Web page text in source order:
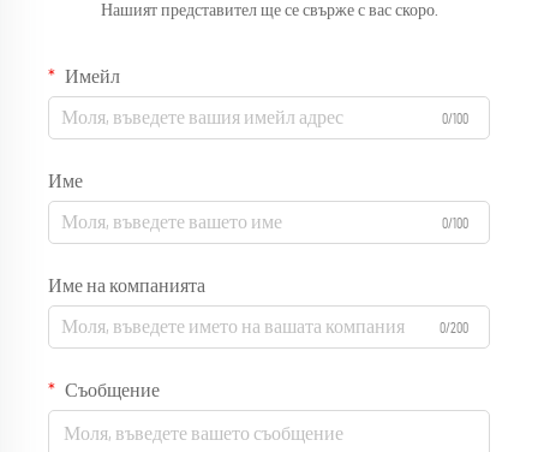
Нашият представител ще се свърже с вас скоро.
Имейл
0/100
Име
0/100
Име на компанията
0/200
Съобщение